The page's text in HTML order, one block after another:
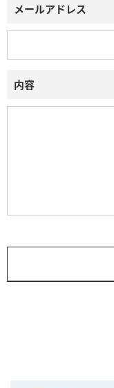
メールアドレス
内容